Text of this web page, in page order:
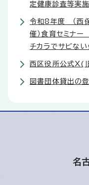
定健康診査等実
令和8年度 （西
催）食育セミナ
チカラでサビな
西区役所公式X(
図書団体貸出の
名